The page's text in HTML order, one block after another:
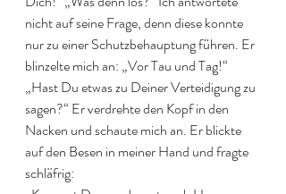
nicht auf seine Frage, denn diese konnte
nur zu einer Schutzbehauptung führen. Er
blinzelte mich an: „Vor Tau und Tag!“
„Hast Du etwas zu Deiner Verteidigung zu
sagen?“ Er verdrehte den Kopf in den
Nacken und schaute mich an. Er blickte
auf den Besen in meiner Hand und fragte
schläfrig: